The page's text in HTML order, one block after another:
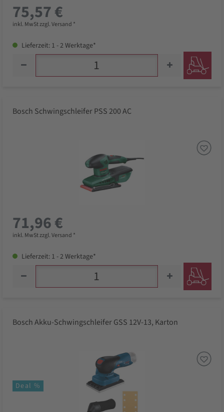
75,57 €
inkl. MwSt zzgl. Versand *
Lieferzeit: 1 - 2 Werktage*
Bosch Schwingschleifer PSS 200 AC
71,96 €
inkl. MwSt zzgl. Versand *
Lieferzeit: 1 - 2 Werktage*
Bosch Akku-Schwingschleifer GSS 12V-13, Karton
Deal %